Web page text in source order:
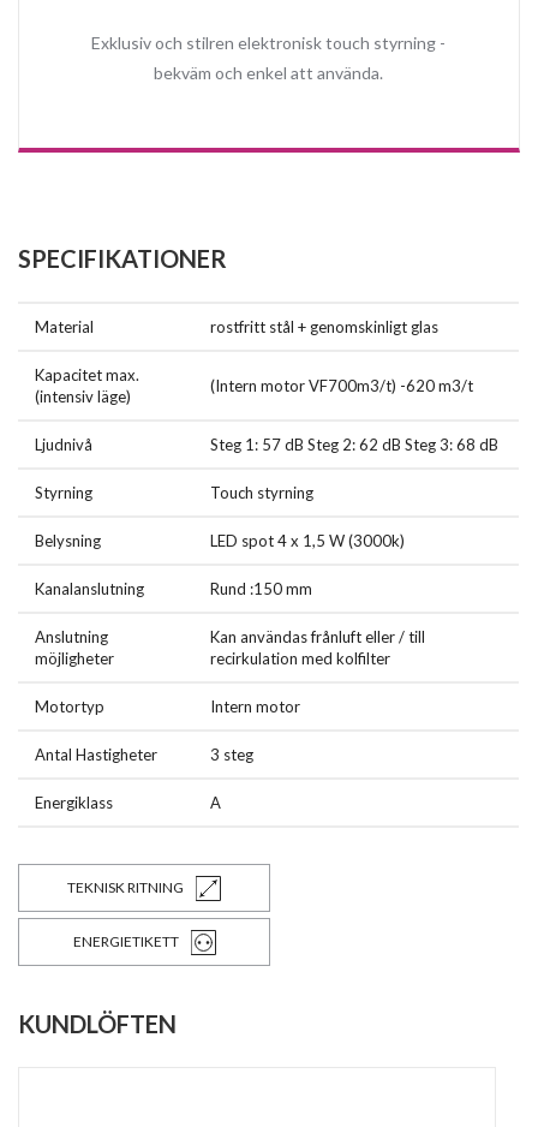
Exklusiv och stilren elektronisk touch styrning -
bekväm och enkel att använda.
SPECIFIKATIONER
Material rostfritt stål + genomskinligt glas
Kapacitet max.
(intensiv läge)
(Intern motor VF700m3/t) -620 m3/t
Ljudnivå Steg 1: 57 dB Steg 2: 62 dB Steg 3: 68 dB
Styrning Touch styrning
Belysning LED spot 4 x 1,5 W (3000k)
Kanalanslutning Rund :150 mm
Anslutning
möjligheter
Kan användas frånluft eller / till
recirkulation med kolfilter
Motortyp Intern motor
Antal Hastigheter 3 steg
Energiklass A
TEKNISK RITNING
ENERGIETIKETT
KUNDLÖFTEN